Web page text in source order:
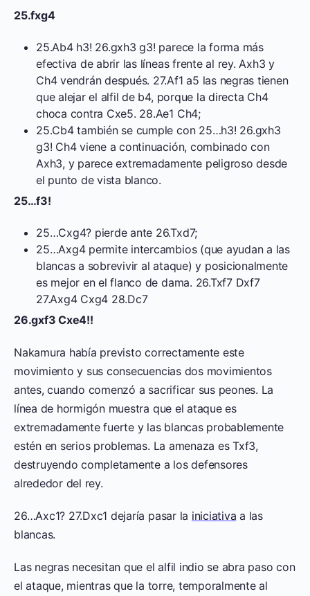
25.fxg4
25.Ab4 h3! 26.gxh3 g3! parece la forma más
efectiva de abrir las líneas frente al rey. Axh3 y
Ch4 vendrán después. 27.Af1 a5 las negras tienen
que alejar el alfil de b4, porque la directa Ch4
choca contra Cxe5. 28.Ae1 Ch4;
25.Cb4 también se cumple con 25…h3! 26.gxh3
g3! Ch4 viene a continuación, combinado con
Axh3, y parece extremadamente peligroso desde
el punto de vista blanco.
25…f3!
25…Cxg4? pierde ante 26.Txd7;
25…Axg4 permite intercambios (que ayudan a las
blancas a sobrevivir al ataque) y posicionalmente
es mejor en el flanco de dama. 26.Txf7 Dxf7
27.Axg4 Cxg4 28.Dc7
26.gxf3 Cxe4!!
Nakamura había previsto correctamente este
movimiento y sus consecuencias dos movimientos
antes, cuando comenzó a sacrificar sus peones. La
línea de hormigón muestra que el ataque es
extremadamente fuerte y las blancas probablemente
estén en serios problemas. La amenaza es Txf3,
destruyendo completamente a los defensores
alrededor del rey.
26…Axc1? 27.Dxc1 dejaría pasar la iniciativa a las
blancas.
Las negras necesitan que el alfil indio se abra paso con
el ataque, mientras que la torre, temporalmente al